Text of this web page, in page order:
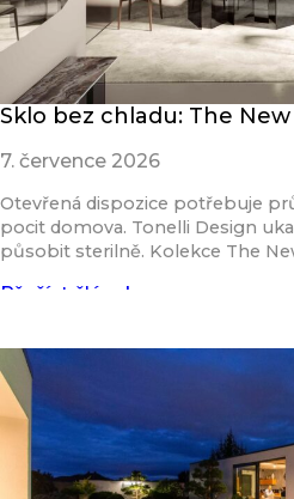
Sklo bez chladu: The New
7. července 2026
Otevřená dispozice potřebuje
pocit domova. Tonelli Design
působit sterilně. Kolekce The
Přečíst článek